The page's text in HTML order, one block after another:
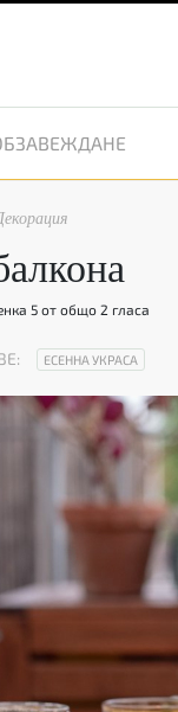
5от общо 2 гласа
ЕСЕННА УКРАСА